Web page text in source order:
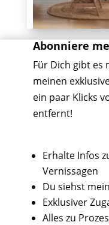
Abonniere
Für Dich gibt es
meinen
ein paar Klicks
entfernt!
Erhalte Infos
Vernissagen
Du siehst
Exklusiver
Alles zu